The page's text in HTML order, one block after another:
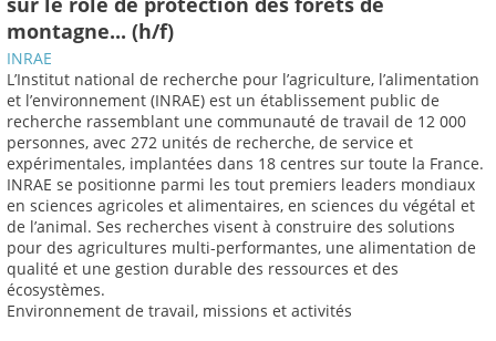
montagne... (h/f)
INRAE
L’Institut national de recherche pour l’agriculture, l’alimentation
et l’environnement (INRAE) est un établissement public de
recherche rassemblant une communauté de travail de 12 000
personnes, avec 272 unités de recherche, de service et
expérimentales, implantées dans 18 centres sur toute la France.
INRAE se positionne parmi les tout premiers leaders mondiaux
en sciences agricoles et alimentaires, en sciences du végétal et
de l’animal. Ses recherches visent à construire des solutions
pour des agricultures multi-performantes, une alimentation de
qualité et une gestion durable des ressources et des
écosystèmes.
Environnement de travail, missions et activités